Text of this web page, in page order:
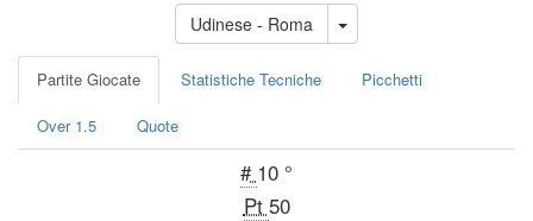
Udinese - Roma
Partite Giocate Statistiche Tecniche Picchetti
Over 1.5 Quote
# 10 °
Pt 50